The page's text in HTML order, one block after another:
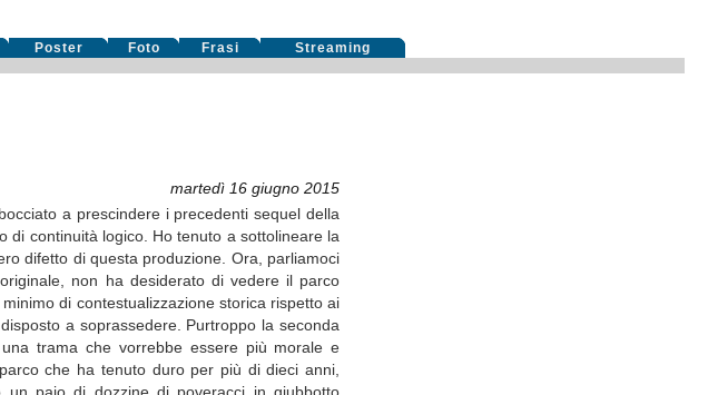
Poster Foto Frasi Streaming
martedì 16 giugno 2015
a prescindere i precedenti sequel della
di continuità logico. Ho tenuto a sottolineare la
difetto di questa produzione. Ora, parliamoci
non ha desiderato di vedere il parco
di contestualizzazione storica rispetto ai
a soprassedere. Purtroppo la seconda
trama che vorrebbe essere più morale e
che ha tenuto duro per più di dieci anni,